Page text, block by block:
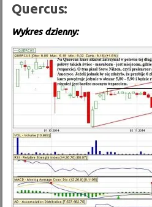
Quercus:
Wykres dzienny: